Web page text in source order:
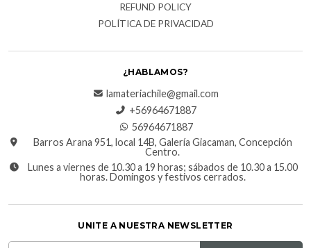
REFUND POLICY
POLÍTICA DE PRIVACIDAD
¿HABLAMOS?
lamateriachile@gmail.com
+56964671887
56964671887
Barros Arana 951, local 14B, Galería Giacaman, Concepción
Centro.
Lunes a viernes de 10.30 a 19 horas; sábados de 10.30 a 15.00
horas. Domingos y festivos cerrados.
UNITE A NUESTRA NEWSLETTER